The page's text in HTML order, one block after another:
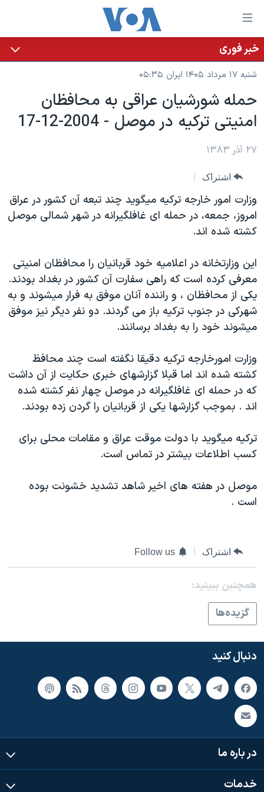
لینکهای
قابل
دسترسی
جهش
محتوای
اصلی
به
اصلی
جهش
به
جستجو
خانه
نسخه سبک وب‌سایت
موضوع ها
ایران
آمریکا
گزیده‌ها
ویژه برنامه‌ها
فرهنگ و زندگی
حقوق شهروندی
اقتصادی
اسرائیل در جنگ
آرشیو پخش زنده
برنامه های تلویزیونی
جدول برنامه ها
صفحه‌های ویژه
عملیات خشم حماسی
۲۵۰سالگی آمریکا
مستندها
انتخابات ریاست جمهوری آمریکا ۲۰۲۴
حمله جمهوری اسلامی به اسرائیل
ورزش زنان در ایران
اعتراضات زن، زندگی، آزادی
مجموعه مستندهای دادخواهی
دادگاه حمید نوری
قانون شفافیت دارائی کادر رهبری ایران
نرگس محمدی برنده جایزه نوبل صلح
صفحه‌های ویژه
سفر پرزیدنت ترامپ به چین
فرکانس‌های صدای آمریکا
پخش رادیویی
دنبال کنید
زبانهای مختلف
خبر فوری
شنبه ۱۷ مرداد ۱۴۰۵ ایران ۰۵:۳۵
حمله شورشيان عراقی به محافظان
امنيتی ترکيه در موصل - 2004-12-17
۲۷ آذر ۱۳۸۳
اشتراک
وزارت امور خارجه ترکيه ميگويد چند تبعه آن کشور در عراق
امروز، جمعه، در حمله ای غافلگيرانه در شهر شمالی موصل
کشته شده اند.
اين وزارتخانه در اعلاميه خود قربانيان را محافظان امنيتی
معرفی کرده است که راهی سفارت آن کشور در بغداد بودند.
يکی از محافظان ، و راننده آنان موفق به فرار ميشوند و به
شهرکی در جنوب ترکيه باز می گردند. دو نفر ديگر نيز موفق
ميشوند خود را به بغداد برسانند.
وزارت امورخارجه ترکيه دقيقا نگفته است چند محافظ
کشته شده اند اما قبلا گزارشهای خبری حکايت از آن داشت
که در حمله ای غافلگيرانه در موصل چهار نفر کشته شده
اند . بموجب گزارشها يکی از قربانيان را گردن زده بودند.
ترکيه ميگويد با دولت موقت عراق و مقامات محلی برای
کسب اطلاعات بيشتر در تماس است.
موصل در هفته های اخير شاهد تشديد خشونت بوده
است .
اشتراک Follow us
همچنبن ببینید:
گزيده‌ها
دنبال کنید
در باره ما
خدمات